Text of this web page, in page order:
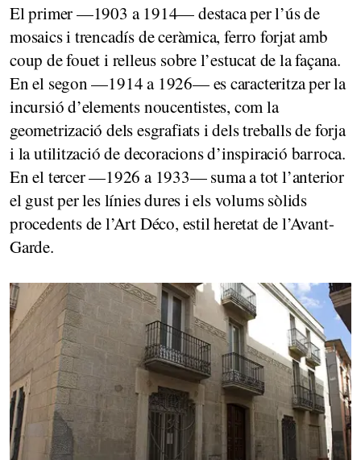
El primer —1903 a 1914— destaca per l’ús de
mosaics i trencadís de ceràmica, ferro forjat amb
coup de fouet i relleus sobre l’estucat de la façana.
En el segon —1914 a 1926— es caracteritza per la
incursió d’elements noucentistes, com la
geometrizació dels esgrafiats i dels treballs de forja
i la utilització de decoracions d’inspiració barroca.
En el tercer —1926 a 1933— suma a tot l’anterior
el gust per les línies dures i els volums sòlids
procedents de l’Art Déco, estil heretat de l’Avant-
Garde.